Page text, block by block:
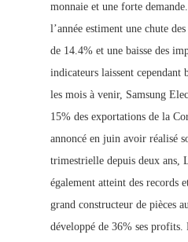
monnaie et une forte
l’année estiment une chute
de 14.4% et une baisse des
indicateurs laissent cependant
les mois à venir, Samsung
15% des exportations de la
annoncé en juin avoir réalisé
trimestrielle depuis deux ans,
également atteint des records
grand constructeur de pièces
développé de 36% ses profits.